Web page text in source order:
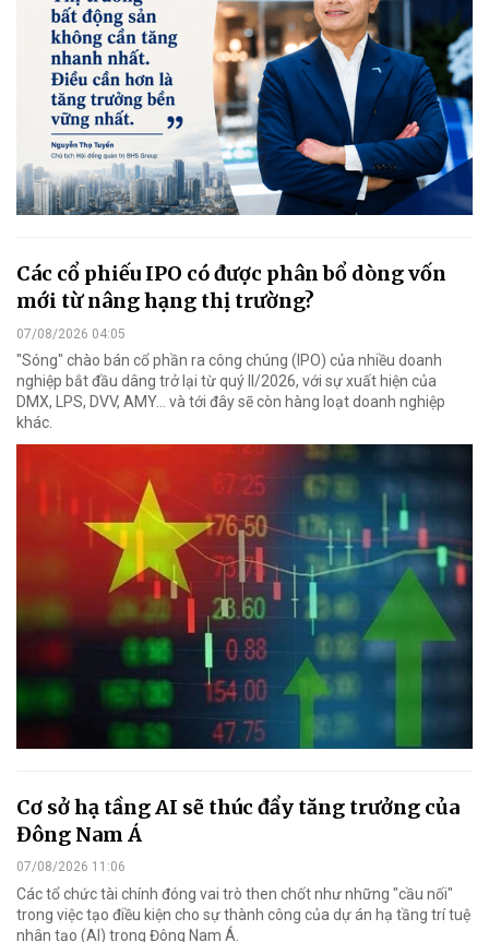
Các cổ phiếu IPO có được phân bổ dòng vốn
mới từ nâng hạng thị trường?
07/08/2026 04:05
"Sóng" chào bán cổ phần ra công chúng (IPO) của nhiều doanh
nghiệp bắt đầu dâng trở lại từ quý II/2026, với sự xuất hiện của
DMX, LPS, DVV, AMY... và tới đây sẽ còn hàng loạt doanh nghiệp
khác.
Cơ sở hạ tầng AI sẽ thúc đẩy tăng trưởng của
Đông Nam Á
07/08/2026 11:06
Các tổ chức tài chính đóng vai trò then chốt như những "cầu nối"
trong việc tạo điều kiện cho sự thành công của dự án hạ tầng trí tuệ
nhân tạo (AI) trong Đông Nam Á.